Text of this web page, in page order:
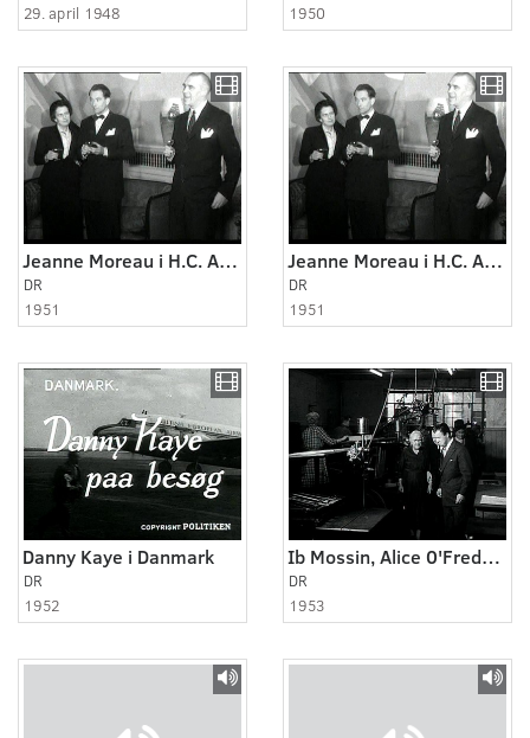
29. april 1948
1950
Jeanne Moreau i H.C. Anders hus i Odense
DR
1951
Jeanne Moreau i H.C. Anders hus i Odense
DR
1951
Danny Kaye i Danmark
DR
1952
Ib Mossin, Alice 0'Fredericks og Morten Korch
DR
1953